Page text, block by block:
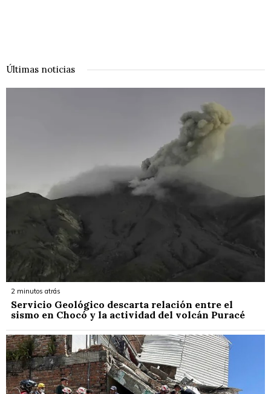
Últimas noticias
2 minutos atrás
Servicio Geológico descarta relación entre el
sismo en Chocó y la actividad del volcán Puracé